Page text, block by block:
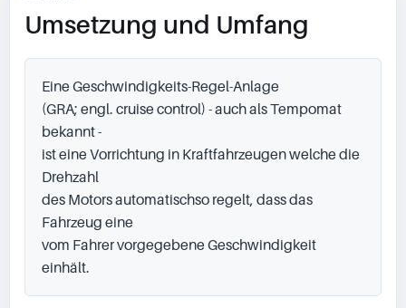
Umsetzung und Umfang
Eine Geschwindigkeits-Regel-Anlage
(GRA; engl. cruise control) - auch als Tempomat
bekannt -
ist eine Vorrichtung in Kraftfahrzeugen welche die
Drehzahl
des Motors automatischso regelt, dass das
Fahrzeug eine
vom Fahrer vorgegebene Geschwindigkeit
einhält.